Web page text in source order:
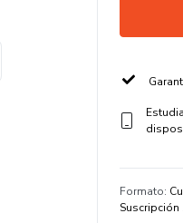
Formato:
Suscripción